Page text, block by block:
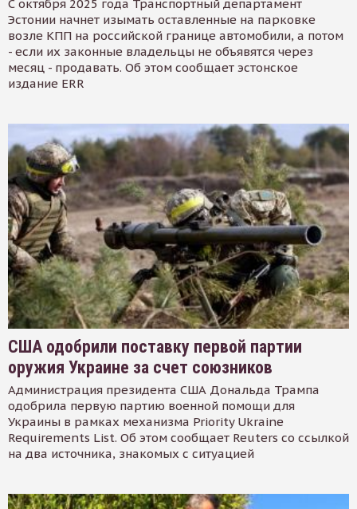
С октября 2025 года Транспортный департамент
Эстонии начнет изымать оставленные на парковке
возле КПП на российской границе автомобили, а потом
- если их законные владельцы не объявятся через
месяц - продавать. Об этом сообщает эстонское
издание ERR
США одобрили поставку первой партии
оружия Украине за счет союзников
Администрация президента США Дональда Трампа
одобрила первую партию военной помощи для
Украины в рамках механизма Priority Ukraine
Requirements List. Об этом сообщает Reuters со ссылкой
на два источника, знакомых с ситуацией